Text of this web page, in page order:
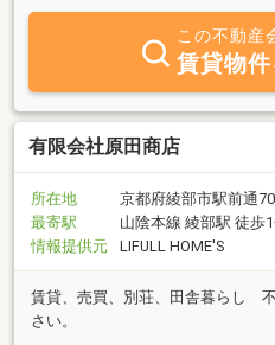
この不動産
賃貸物
有限会社原田商店
所在地
京都府綾部市駅前通
最寄駅
山陰本線 綾部駅 徒歩
情報提供元
LIFULL HOME'S
賃貸、売買、別荘、田舎暮らし
さい。